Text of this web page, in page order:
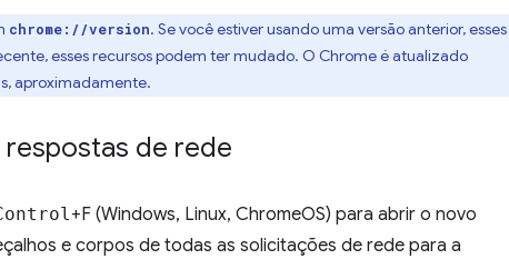
chrome://version. Se você estiver usando uma versão anterior, esses
esses recursos podem ter mudado. O Chrome é atualizado
aproximadamente.
respostas de rede
+F (Windows, Linux, ChromeOS) para abrir o novo
e corpos de todas as solicitações de rede para a